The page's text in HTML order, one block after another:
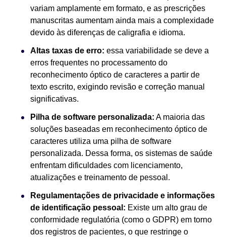
variam amplamente em formato, e as prescrições
manuscritas aumentam ainda mais a complexidade
devido às diferenças de caligrafia e idioma.
Altas taxas de erro: essa variabilidade se deve a
erros frequentes no processamento do
reconhecimento óptico de caracteres a partir de
texto escrito, exigindo revisão e correção manual
significativas.
Pilha de software personalizada: A maioria das
soluções baseadas em reconhecimento óptico de
caracteres utiliza uma pilha de software
personalizada. Dessa forma, os sistemas de saúde
enfrentam dificuldades com licenciamento,
atualizações e treinamento de pessoal.
Regulamentações de privacidade e informações
de identificação pessoal: Existe um alto grau de
conformidade regulatória (como o GDPR) em torno
dos registros de pacientes, o que restringe o